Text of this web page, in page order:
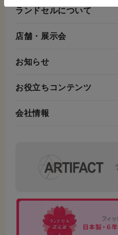
ランドセルについて
店舗・展示会
お知らせ
お役立ちコンテンツ
会社情報